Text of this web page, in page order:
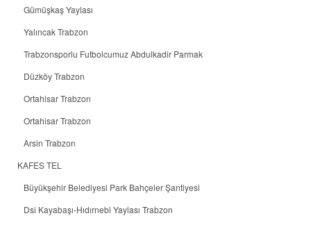
Gümüşkaş Yaylası
Yalıncak Trabzon
Trabzonsporlu Futbolcumuz Abdulkadir Parmak
Düzköy Trabzon
Ortahisar Trabzon
Ortahisar Trabzon
Arsin Trabzon
KAFES TEL
Büyükşehir Belediyesi Park Bahçeler Şantiyesi
Dsi Kayabaşı-Hıdırnebi Yaylası Trabzon